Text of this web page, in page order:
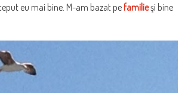
eu mai bine. M-am bazat pefamilieşi bine